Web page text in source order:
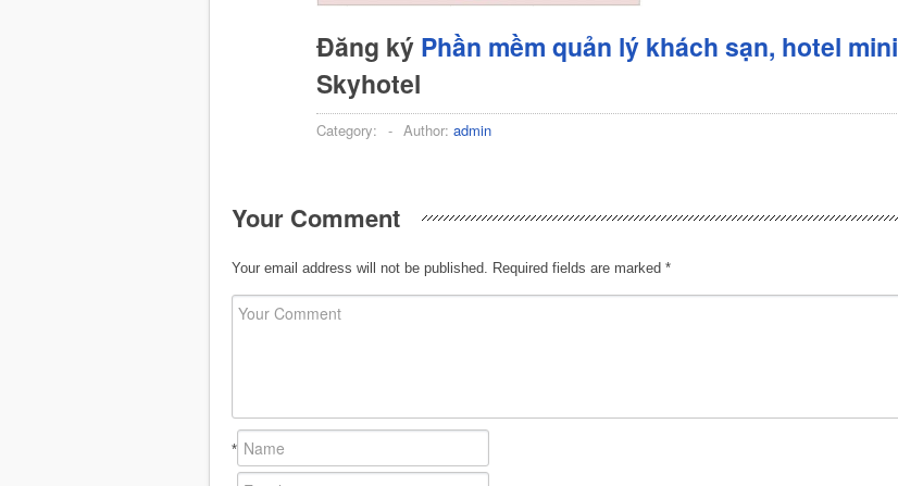
Đăng ký Phần mềm quản lý khách sạn, hotel mini
Skyhotel
Category: - Author: admin
Your Comment
Your email address will not be published. Required fields are marked *
*